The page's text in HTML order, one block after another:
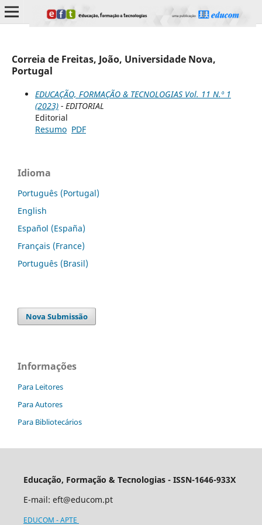
Correia de Freitas, João, Universidade Nova,
Portugal
EDUCAÇÃO, FORMAÇÃO & TECNOLOGIAS Vol. 11 N.º 1
(2023)- EDITORIAL
Editorial
Resumo PDF
Idioma
Português (Portugal)
English
Español (España)
Français (France)
Português (Brasil)
Nova Submissão
Informações
Para Leitores
Para Autores
Para Bibliotecários
Educação, Formação & Tecnologias - ISSN-1646-933X
E-mail: eft@educom.pt
EDUCOM - APTE